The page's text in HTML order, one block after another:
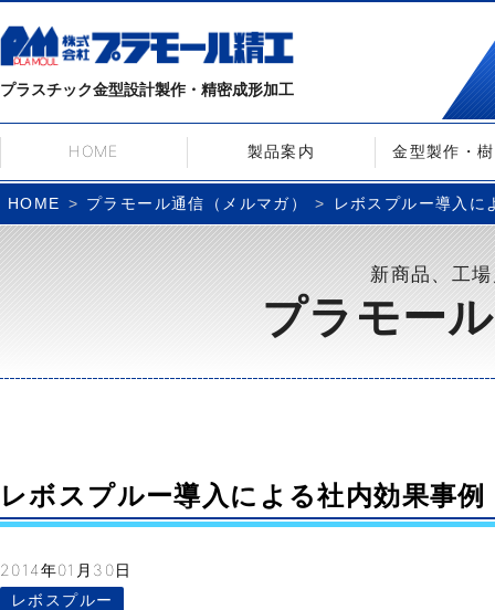
プラスチック金型設計製作・精密成形加工
HOME 製品案内 金型製作・
HOME プラモール通信（メルマガ） レボスプルー導入
新商品、工
プラモー
レボスプルー導入による社内効果事
2014年01月30日
レボスプルー